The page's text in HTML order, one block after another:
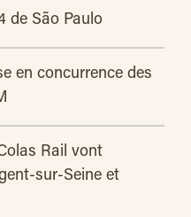
de São Paulo
en concurrence des
Rail vont
sur-Seine et